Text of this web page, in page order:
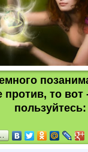
то вот
пользуйтесь: